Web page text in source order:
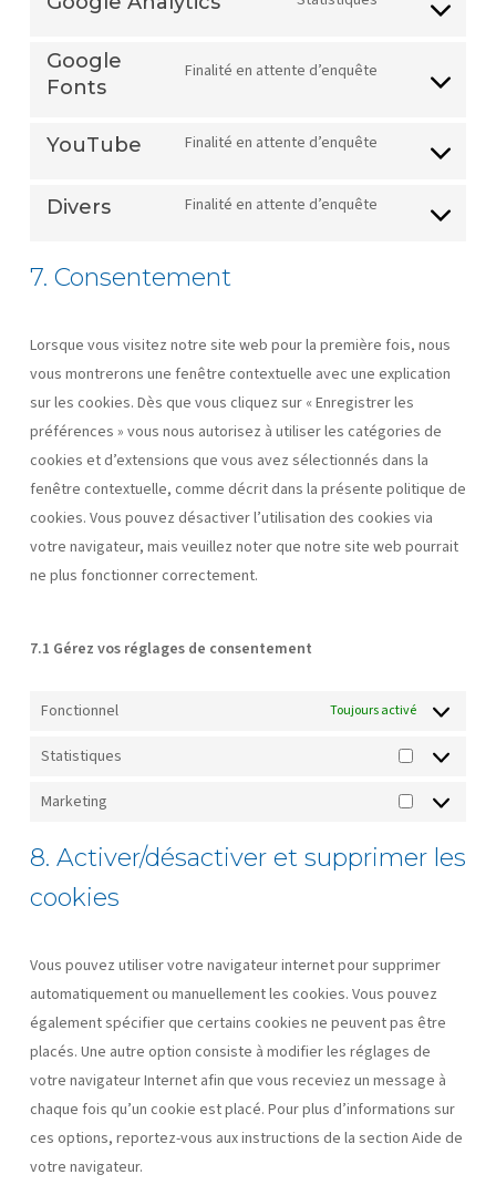
service
Consent
service
Google
Fonts
Finalité en attente d’enquête
Consent
service
YouTube
Finalité en attente d’enquête
Consent
service
Divers
Finalité en attente d’enquête
Consent
7. Consentement
Lorsque vous visitez notre site web pour la première fois, nous
vous montrerons une fenêtre contextuelle avec une explication
sur les cookies. Dès que vous cliquez sur « Enregistrer les
préférences » vous nous autorisez à utiliser les catégories de
cookies et d’extensions que vous avez sélectionnés dans la
fenêtre contextuelle, comme décrit dans la présente politique de
cookies. Vous pouvez désactiver l’utilisation des cookies via
votre navigateur, mais veuillez noter que notre site web pourrait
ne plus fonctionner correctement.
7.1 Gérez vos réglages de consentement
Fonctionnel Toujours activé
Statistiques
Statistiques
Marketing
Marketing
8. Activer/désactiver et supprimer les
cookies
Vous pouvez utiliser votre navigateur internet pour supprimer
automatiquement ou manuellement les cookies. Vous pouvez
également spécifier que certains cookies ne peuvent pas être
placés. Une autre option consiste à modifier les réglages de
votre navigateur Internet afin que vous receviez un message à
chaque fois qu’un cookie est placé. Pour plus d’informations sur
ces options, reportez-vous aux instructions de la section Aide de
votre navigateur.